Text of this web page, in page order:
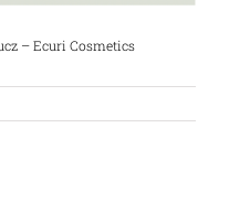
– Ecuri Cosmetics